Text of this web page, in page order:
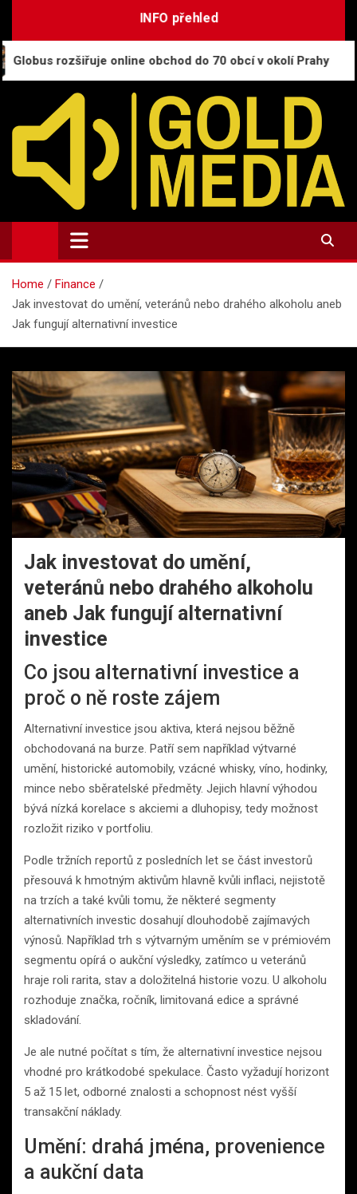
content
INFO přehled
online obchod do 70 obcí v okolí Prahy
GoldMedia.cz
Magazín a přehled informací
Home
Finance
Jak investovat do umění, veteránů nebo drahého alkoholu aneb
Jak fungují alternativní investice
Jak investovat do umění,
veteránů nebo drahého alkoholu
aneb Jak fungují alternativní
investice
Co jsou alternativní investice a
proč o ně roste zájem
Alternativní investice jsou aktiva, která nejsou běžně
obchodovaná na burze. Patří sem například výtvarné
umění, historické automobily, vzácné whisky, víno, hodinky,
mince nebo sběratelské předměty. Jejich hlavní výhodou
bývá nízká korelace s akciemi a dluhopisy, tedy možnost
rozložit riziko v portfoliu.
Podle tržních reportů z posledních let se část investorů
přesouvá k hmotným aktivům hlavně kvůli inflaci, nejistotě
na trzích a také kvůli tomu, že některé segmenty
alternativních investic dosahují dlouhodobě zajímavých
výnosů. Například trh s výtvarným uměním se v prémiovém
segmentu opírá o aukční výsledky, zatímco u veteránů
hraje roli rarita, stav a doložitelná historie vozu. U alkoholu
rozhoduje značka, ročník, limitovaná edice a správné
skladování.
Je ale nutné počítat s tím, že alternativní investice nejsou
vhodné pro krátkodobé spekulace. Často vyžadují horizont
5 až 15 let, odborné znalosti a schopnost nést vyšší
transakční náklady.
Umění: drahá jména, provenience
a aukční data